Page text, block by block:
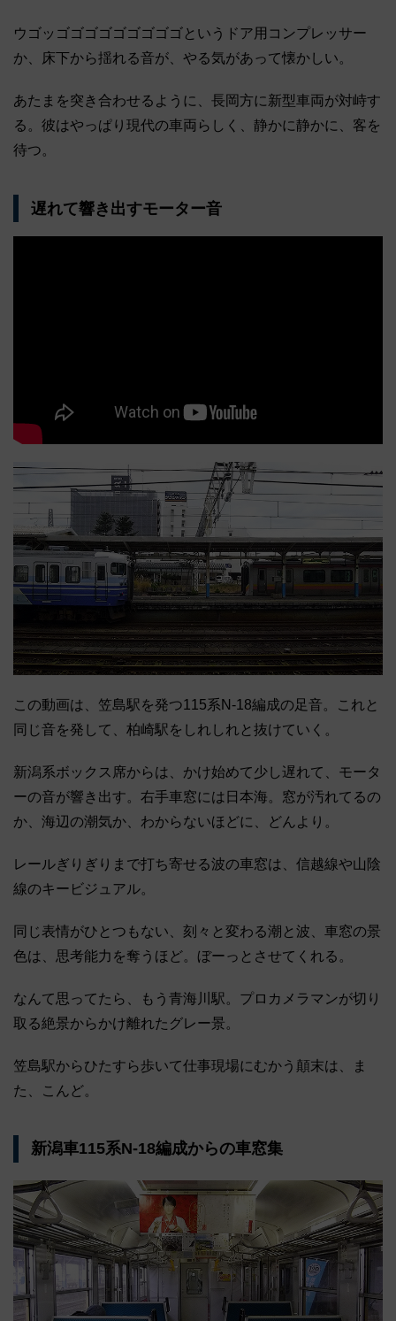
ウゴッゴゴゴゴゴゴゴゴゴというドア用コンプレッサー
か、床下から揺れる音が、やる気があって懐かしい。
あたまを突き合わせるように、長岡方に新型車両が対峙す
る。彼はやっぱり現代の車両らしく、静かに静かに、客を
待つ。
遅れて響き出すモーター音
この動画は、笠島駅を発つ115系N-18編成の足音。これと
同じ音を発して、柏崎駅をしれしれと抜けていく。
新潟系ボックス席からは、かけ始めて少し遅れて、モータ
ーの音が響き出す。右手車窓には日本海。窓が汚れてるの
か、海辺の潮気か、わからないほどに、どんより。
レールぎりぎりまで打ち寄せる波の車窓は、信越線や山陰
線のキービジュアル。
同じ表情がひとつもない、刻々と変わる潮と波、車窓の景
色は、思考能力を奪うほど。ぼーっとさせてくれる。
なんて思ってたら、もう青海川駅。プロカメラマンが切り
取る絶景からかけ離れたグレー景。
笠島駅からひたすら歩いて仕事現場にむかう顛末は、ま
た、こんど。
新潟車115系N-18編成からの車窓集